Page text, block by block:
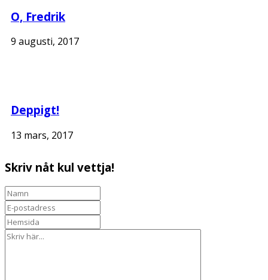
O, Fredrik
9 augusti, 2017
Deppigt!
13 mars, 2017
Skriv nåt kul vettja!